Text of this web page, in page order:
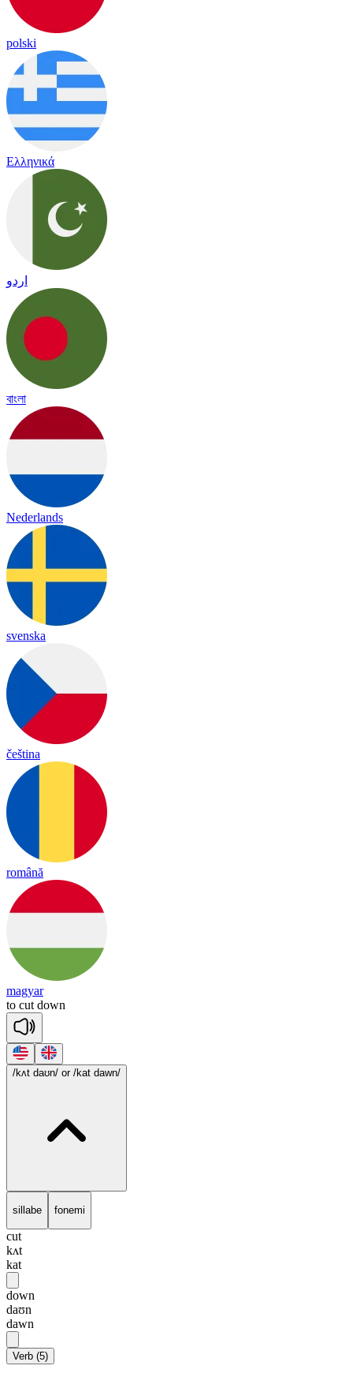
polski
Ελληνικά
اردو
বাংলা
Nederlands
svenska
čeština
română
magyar
to cut down
/kʌt daʊn/ or /kat dawn/
sillabe fonemi
cut
kʌt
kat
down
daʊn
dawn
Verb (5)